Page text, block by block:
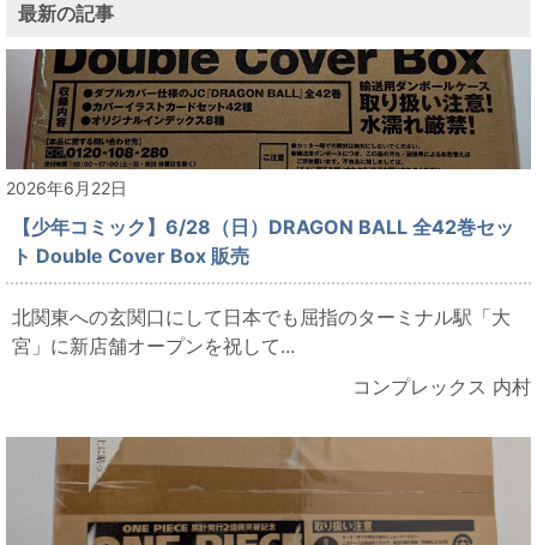
最新の記事
2026年6月22日
【少年コミック】6/28（日）DRAGON BALL 全42巻セッ
ト Double Cover Box 販売
北関東への玄関口にして日本でも屈指のターミナル駅「大
宮」に新店舗オープンを祝して...
コンプレックス 内村